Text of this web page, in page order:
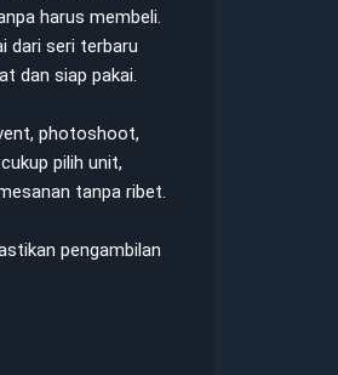
harus membeli.
dari seri terbaru
dan siap pakai.
photoshoot,
pilih unit,
tanpa ribet.
pengambilan